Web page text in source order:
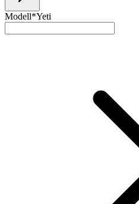
Modell*Yeti